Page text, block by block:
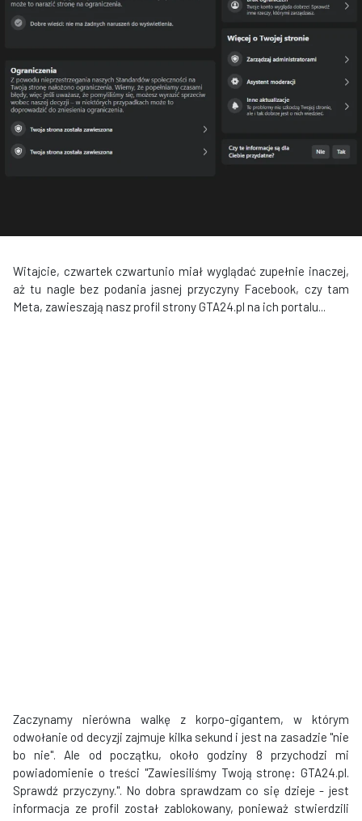
Witajcie, czwartek czwartunio miał wyglądać zupełnie inaczej,
aż tu nagle bez podania jasnej przyczyny Facebook, czy tam
Meta, zawieszają nasz profil strony GTA24.pl na ich portalu...
Zaczynamy nierówna walkę z korpo-gigantem, w którym
odwołanie od decyzji zajmuje kilka sekund i jest na zasadzie "nie
bo nie". Ale od początku, około godziny 8 przychodzi mi
powiadomienie o treści "Zawiesiliśmy Twoją stronę: GTA24.pl.
Sprawdź przyczyny.". No dobra sprawdzam co się dzieje - jest
informacja ze profil został zablokowany, ponieważ stwierdzili